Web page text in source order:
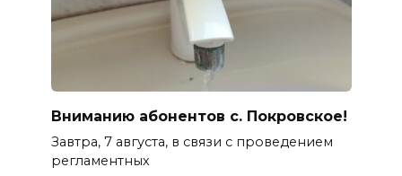
Вниманию абонентов с. Покровское!
Завтра, 7 августа, в связи с проведением
регламентных